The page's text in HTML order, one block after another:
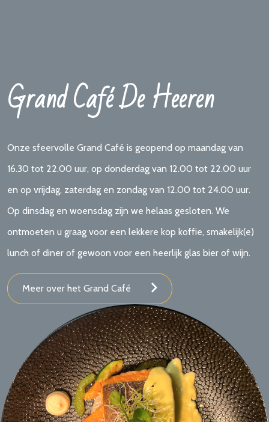
Grand Café De Heeren
Onze sfeervolle Grand Café is geopend op maandag van
16.30 tot 22.00 uur, op donderdag van 12.00 tot 22.00 uur
en op vrijdag, zaterdag en zondag van 12.00 tot 24.00 uur.
Op dinsdag en woensdag zijn we helaas gesloten. We
ontmoeten u graag voor een lekkere kop koffie, smakelijk(e)
lunch of diner of gewoon voor een heerlijk glas bier of wijn.
Meer over het Grand Café